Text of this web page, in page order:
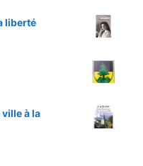
liberté
à la